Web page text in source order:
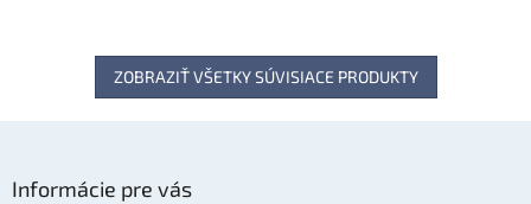
ZOBRAZIŤ VŠETKY SÚVISIACE PRODUKTY
Informácie pre vás